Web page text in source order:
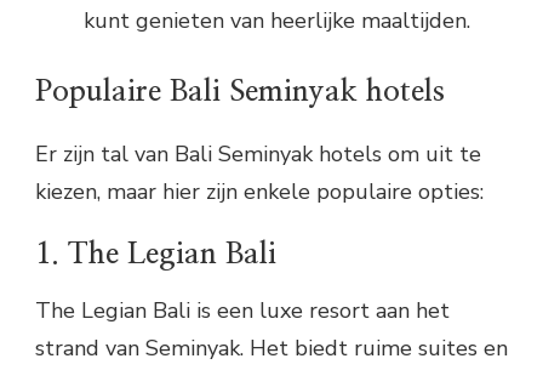
kunt genieten van heerlijke maaltijden.
Populaire Bali Seminyak hotels
Er zijn tal van Bali Seminyak hotels om uit te
kiezen, maar hier zijn enkele populaire opties:
1. The Legian Bali
The Legian Bali is een luxe resort aan het
strand van Seminyak. Het biedt ruime suites en